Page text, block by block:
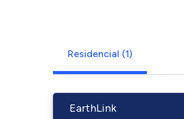
Residencial (1)
EarthLink